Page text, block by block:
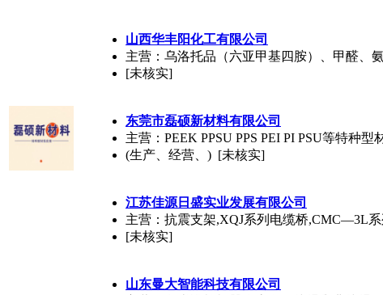
山西华丰阳化工有限公司
主营：乌洛托品（六亚甲基四胺）、甲醛、
[未核实]
东莞市磊硕新材料有限公司
主营：PEEK PPSU PPS PEI PI PSU等特种型
(生产、经营、) [未核实]
江苏佳源日盛实业发展有限公司
主营：抗震支架,XQJ系列电缆桥,CMC—3L
[未核实]
山东曼大智能科技有限公司